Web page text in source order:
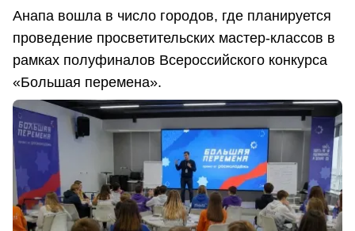
Анапа вошла в число городов, где планируется
проведение просветительских мастер-классов в
рамках полуфиналов Всероссийского конкурса
«Большая перемена».